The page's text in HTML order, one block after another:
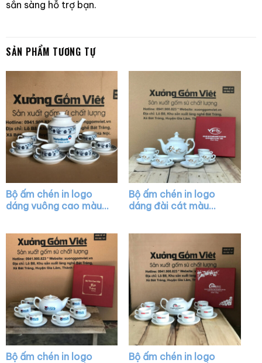
sẳn sàng hỗ trợ bạn.
SẢN PHẨM TƯƠNG TỰ
Bộ ấm chén in logo
dáng vuông cao màu
Bộ ấm chén in logo
dáng đài cát màu
Bộ ấm chén in logo
Bộ ấm chén in logo